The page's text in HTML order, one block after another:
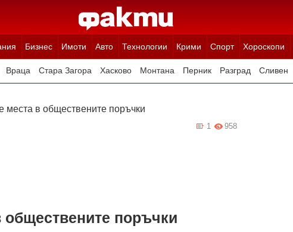
Бизнес Имоти Авто Технологии Крими Спорт Хороскопи
Враца Стара Загора Хасково Монтана Перник Разград Сливен
места в обществените поръчки
958
1
поръчки